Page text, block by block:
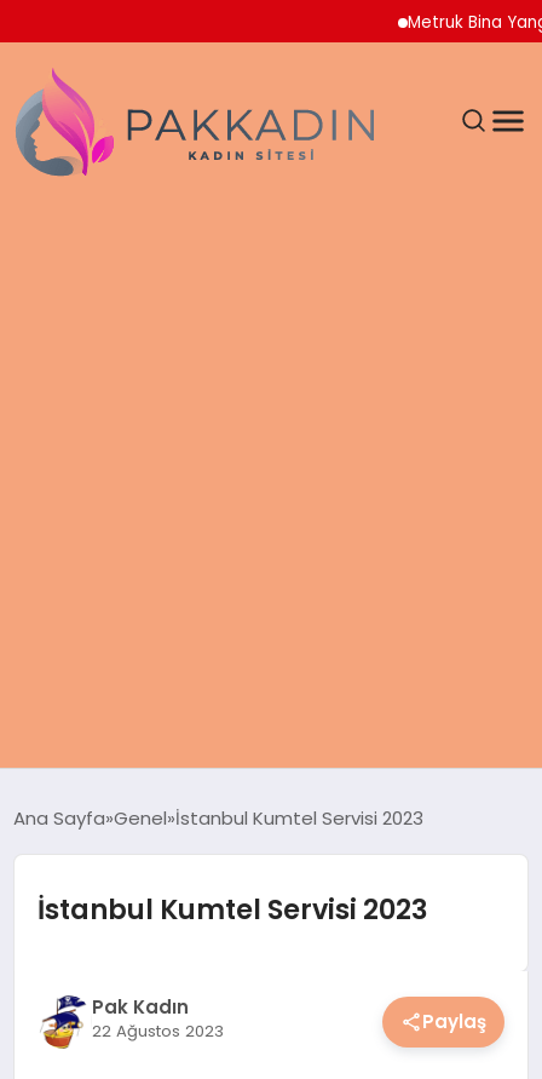
Metruk Bina Yangını
KADIN
SAĞLIK
SPOR & FITNESS
Ana Sayfa Genel İstanbul Kumtel Servisi 2023
İstanbul Kumtel Servisi 2023
Pak Kadın
22 Ağustos 2023 Paylaş